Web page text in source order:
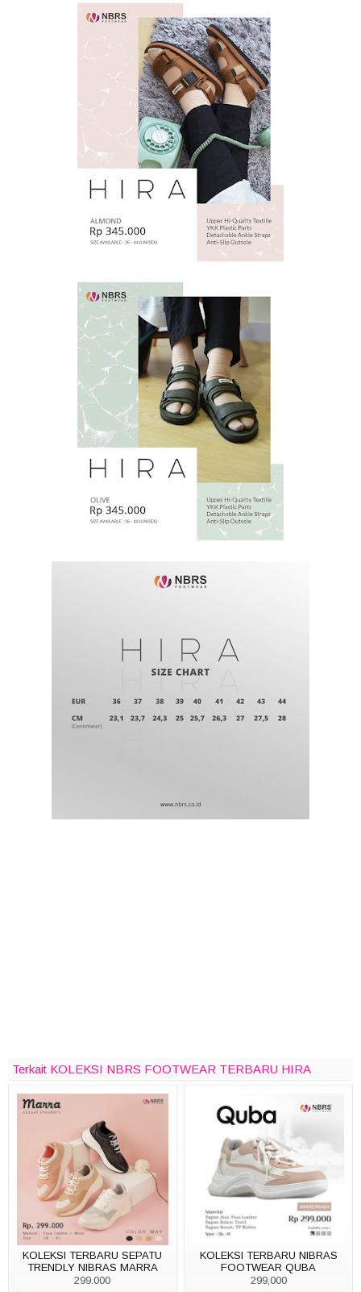
Terkait KOLEKSI NBRS FOOTWEAR TERBARU HIRA
KOLEKSI TERBARU SEPATU
TRENDLY NIBRAS MARRA
299.000
KOLEKSI TERBARU NIBRAS
FOOTWEAR QUBA
299,000